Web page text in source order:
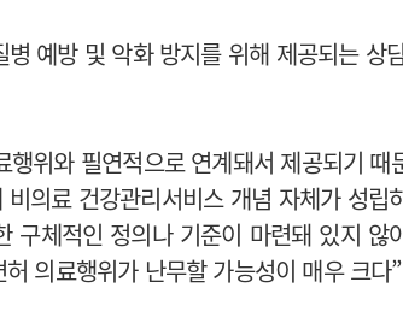
예방 및 악화 방지를 위해 제공되는 상
위와 필연적으로 연계돼서 제공되기 때
의료 건강관리서비스 개념 자체가 성립
구체적인 정의나 기준이 마련돼 있지 않
허 의료행위가 난무할 가능성이 매우 크다